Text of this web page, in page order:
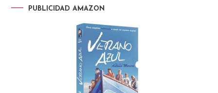
PUBLICIDAD AMAZON